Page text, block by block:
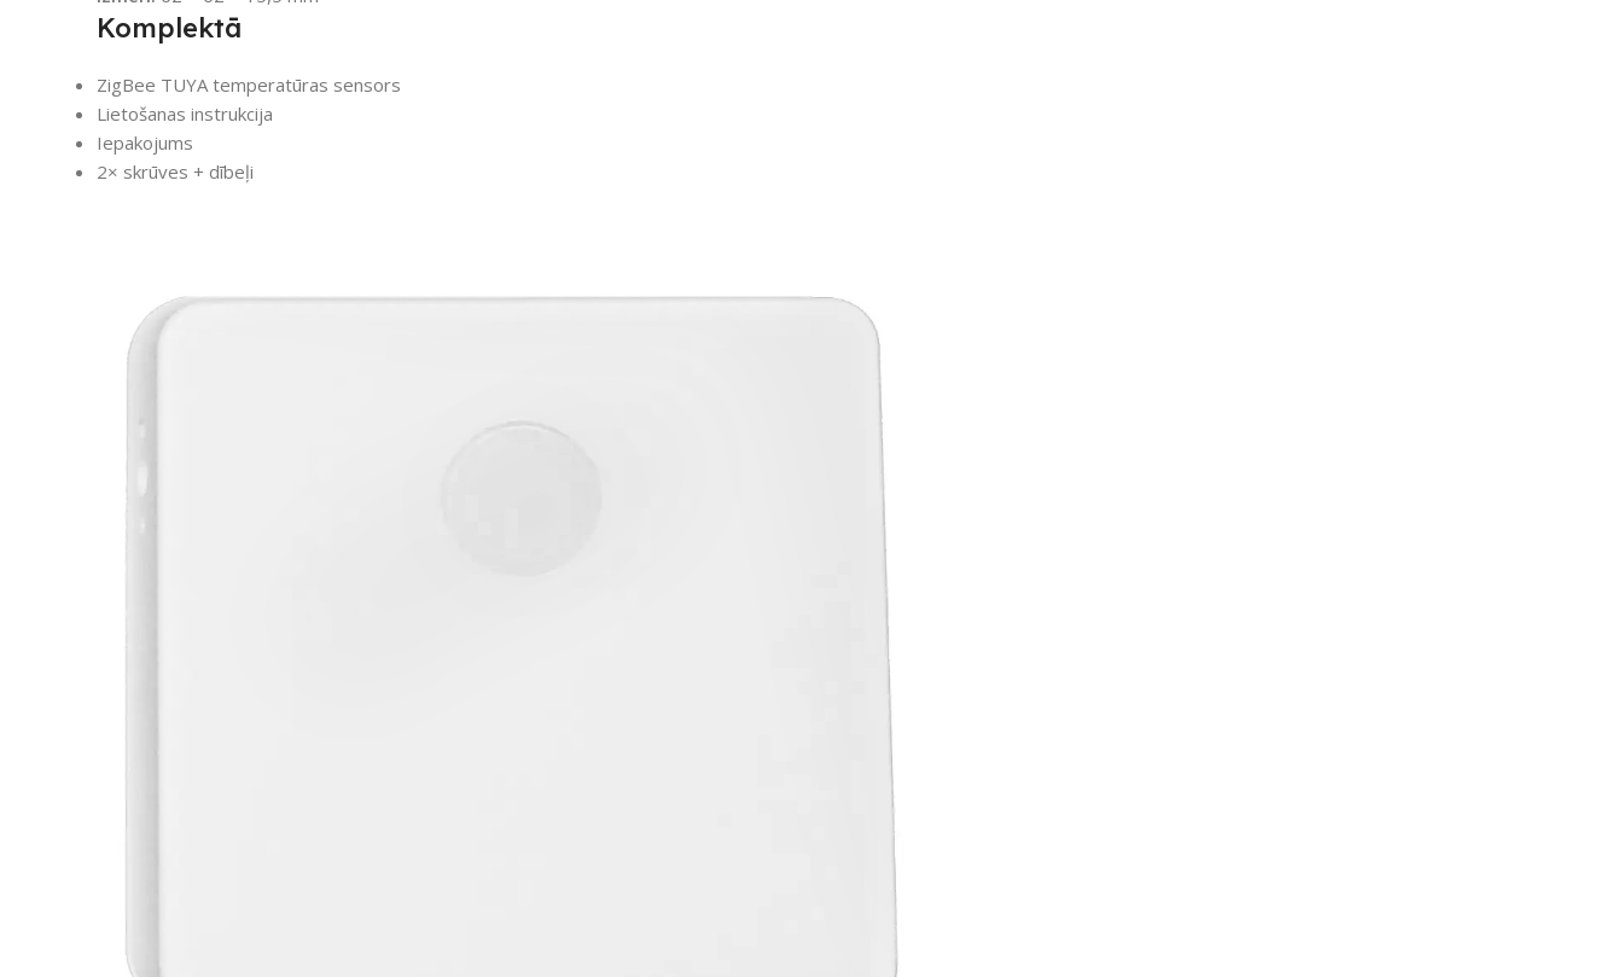
Komplektā
ZigBee TUYA temperatūras sensors
Lietošanas instrukcija
Iepakojums
2× skrūves + dībeļi